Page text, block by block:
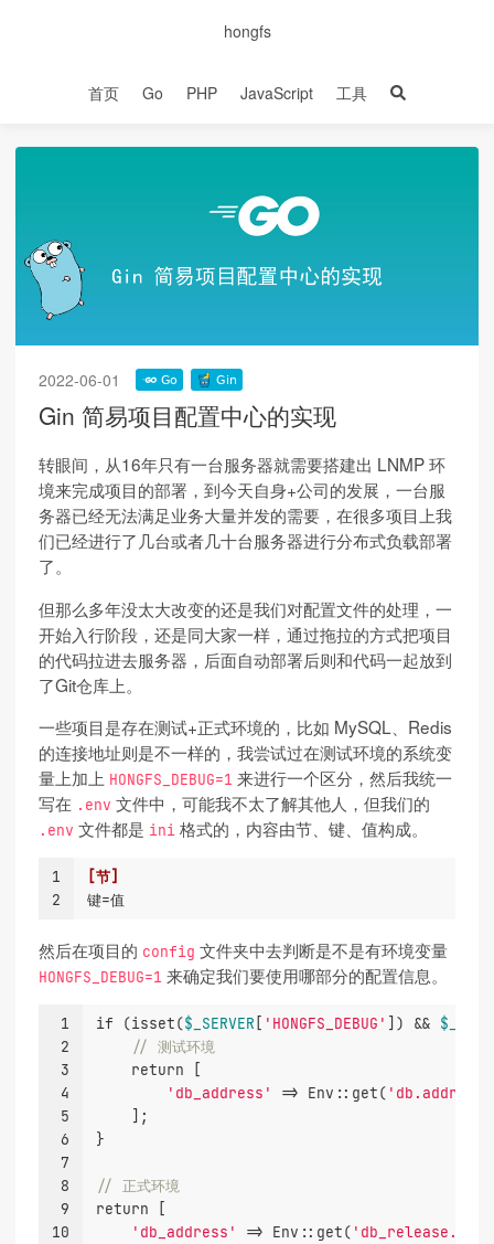
hongfs
首页 Go PHP JavaScript 工具
2022-06-01
Gin 简易项目配置中心的实现
转眼间，从16年只有一台服务器就需要搭建出 LNMP 环
境来完成项目的部署，到今天自身+公司的发展，一台服
务器已经无法满足业务大量并发的需要，在很多项目上我
们已经进行了几台或者几十台服务器进行分布式负载部署
了。
但那么多年没太大改变的还是我们对配置文件的处理，一
开始入行阶段，还是同大家一样，通过拖拉的方式把项目
的代码拉进去服务器，后面自动部署后则和代码一起放到
了Git仓库上。
一些项目是存在测试+正式环境的，比如 MySQL、Redis
的连接地址则是不一样的，我尝试过在测试环境的系统变
量上加上 HONGFS_DEBUG=1 来进行一个区分，然后我统一
写在 .env 文件中，可能我不太了解其他人，但我们的
.env 文件都是 ini 格式的，内容由节、键、值构成。
1
2
[节]
键=值
然后在项目的 config 文件夹中去判断是不是有环境变量
HONGFS_DEBUG=1 来确定我们要使用哪部分的配置信息。
1
2
3
4
5
6
7
8
9
10
if (isset($_SERVER [ 'HONGFS_DEBUG' ]) &&
// 测试环境
return [
'db_address'
=> Env :: get( 'db.address'
    ];
}
// 正式环境
return [
'db_address'
=> Env :: get(